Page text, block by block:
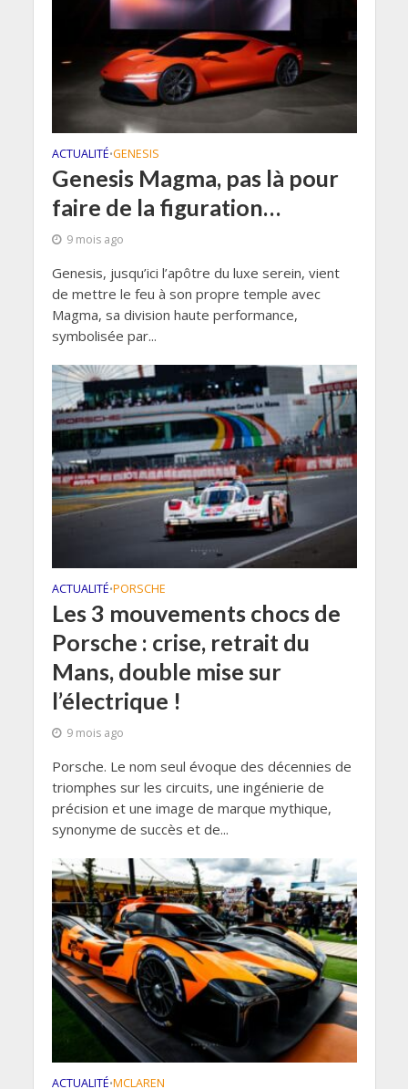
ACTUALITÉ•GENESIS
Genesis Magma, pas là pour
faire de la figuration…
9 mois ago
Genesis, jusqu’ici l’apôtre du luxe serein, vient
de mettre le feu à son propre temple avec
Magma, sa division haute performance,
symbolisée par...
ACTUALITÉ•PORSCHE
Les 3 mouvements chocs de
Porsche : crise, retrait du
Mans, double mise sur
l’électrique !
9 mois ago
Porsche. Le nom seul évoque des décennies de
triomphes sur les circuits, une ingénierie de
précision et une image de marque mythique,
synonyme de succès et de...
ACTUALITÉ•MCLAREN